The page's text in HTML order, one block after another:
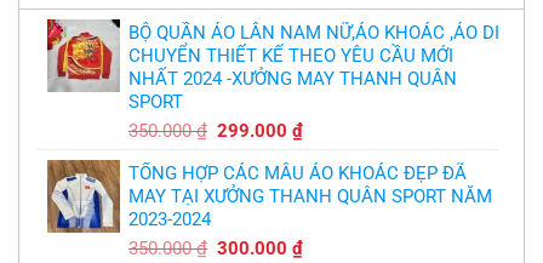
trích
cầu
thủ,
thừa
nhận
sự
thật
chát
bầy
quỷ
nhỏ
và
in
bóng
chuyền
theo
yêu
,thiết
free
BỘ QUẦN ÁO LÂN NAM NỮ,ÁO KHOÁC ,ÁO DI
CHUYỂN THIẾT KẾ THEO YÊU CẦU MỚI
NHẤT 2024 -XƯỞNG MAY THANH QUÂN
SPORT
350.000₫ Giá
là:
350.000 ₫.
299.000₫Giá
tại
là:
TỔNG HỢP CÁC MẪU ÁO KHOÁC ĐẸP ĐÃ
MAY TẠI XƯỞNG THANH QUÂN SPORT NĂM
2023-2024
350.000₫ Giá
300.000₫Giá